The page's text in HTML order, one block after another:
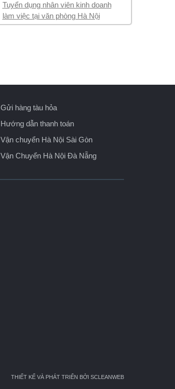
Tuyển dụng nhân viên kinh doanh
làm việc tại văn phòng Hà Nội
Gửi hàng tàu hỏa
Hướng dẫn thanh toán
Vận chuyển Hà Nội Sài Gòn
Vận Chuyển Hà Nội Đà Nẵng
THIẾT KẾ VÀ PHÁT TRIỂN BỞI SCLEANWEB